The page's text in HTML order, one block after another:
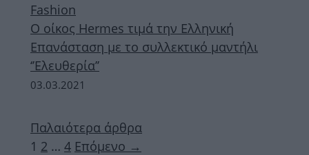
Fashion
Ο οίκος Hermes τιμά την Ελληνική
Επανάσταση με το συλλεκτικό μαντήλι
‘’Ελευθερία’’
03.03.2021
Παλαιότερα άρθρα
Σελίδα
1 Σελίδα
2 … Σελίδα
4 Επόμενο →